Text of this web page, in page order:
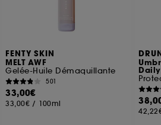
FENTY SKIN
MELT AWF
Gelée-Huile Démaquillante
501
33,00€
33,00€ / 100ml